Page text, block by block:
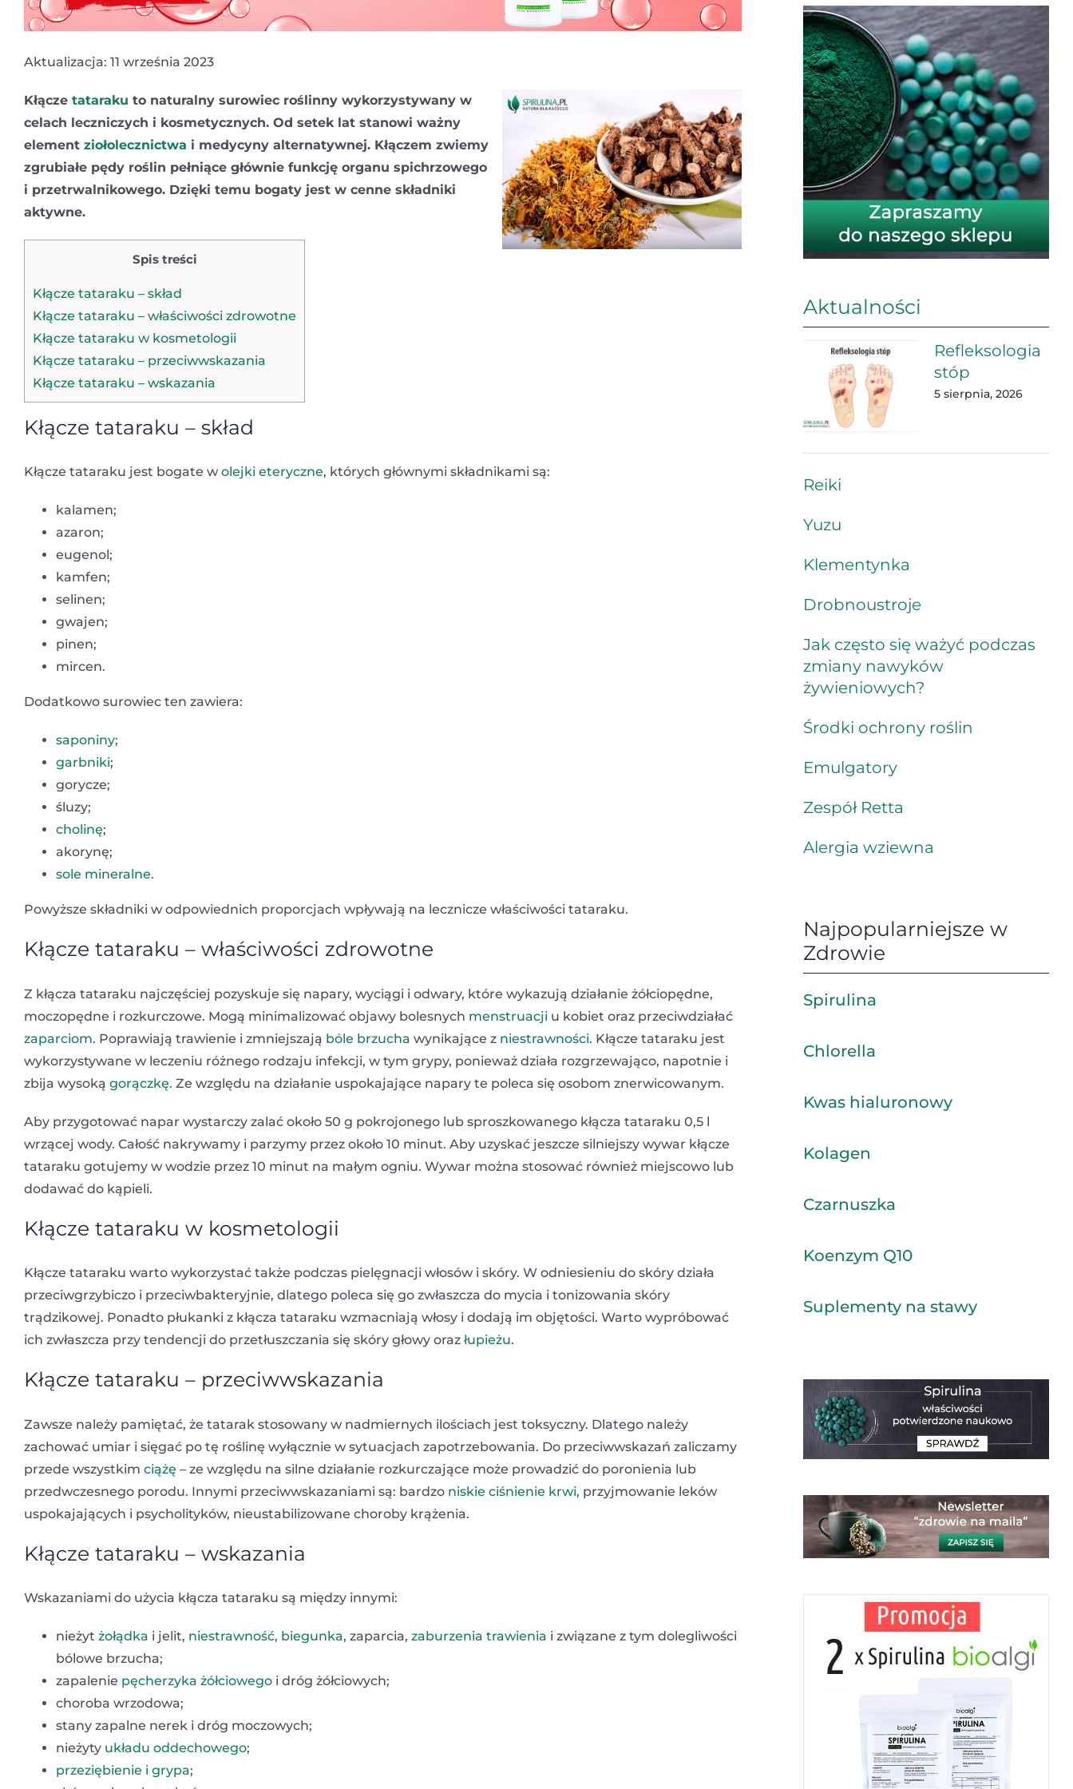
Aktualizacja: 11 września 2023
Kłącze tataraku to naturalny surowiec roślinny wykorzystywany w
celach leczniczych i kosmetycznych. Od setek lat stanowi ważny
element ziołolecznictwa i medycyny alternatywnej. Kłączem zwiemy
zgrubiałe pędy roślin pełniące głównie funkcję organu spichrzowego
i przetrwalnikowego. Dzięki temu bogaty jest w cenne składniki
aktywne.
Spis treści
Kłącze tataraku – skład
Kłącze tataraku – właściwości zdrowotne
Kłącze tataraku w kosmetologii
Kłącze tataraku – przeciwwskazania
Kłącze tataraku – wskazania
Kłącze tataraku – skład
Kłącze tataraku jest bogate w olejki eteryczne, których głównymi składnikami są:
kalamen;
azaron;
eugenol;
kamfen;
selinen;
gwajen;
pinen;
mircen.
Dodatkowo surowiec ten zawiera:
saponiny;
garbniki;
gorycze;
śluzy;
cholinę;
akorynę;
sole mineralne.
Powyższe składniki w odpowiednich proporcjach wpływają na lecznicze właściwości tataraku.
Kłącze tataraku – właściwości zdrowotne
Z kłącza tataraku najczęściej pozyskuje się napary, wyciągi i odwary, które wykazują działanie żółciopędne,
moczopędne i rozkurczowe. Mogą minimalizować objawy bolesnych menstruacji u kobiet oraz przeciwdziałać
zaparciom. Poprawiają trawienie i zmniejszają bóle brzucha wynikające z niestrawności. Kłącze tataraku jest
wykorzystywane w leczeniu różnego rodzaju infekcji, w tym grypy, ponieważ działa rozgrzewająco, napotnie i
zbija wysoką gorączkę. Ze względu na działanie uspokajające napary te poleca się osobom znerwicowanym.
Aby przygotować napar wystarczy zalać około 50 g pokrojonego lub sproszkowanego kłącza tataraku 0,5 l
wrzącej wody. Całość nakrywamy i parzymy przez około 10 minut. Aby uzyskać jeszcze silniejszy wywar kłącze
tataraku gotujemy w wodzie przez 10 minut na małym ogniu. Wywar można stosować również miejscowo lub
dodawać do kąpieli.
Kłącze tataraku w kosmetologii
Kłącze tataraku warto wykorzystać także podczas pielęgnacji włosów i skóry. W odniesieniu do skóry działa
przeciwgrzybiczo i przeciwbakteryjnie, dlatego poleca się go zwłaszcza do mycia i tonizowania skóry
trądzikowej. Ponadto płukanki z kłącza tataraku wzmacniają włosy i dodają im objętości. Warto wypróbować
ich zwłaszcza przy tendencji do przetłuszczania się skóry głowy oraz łupieżu.
Kłącze tataraku – przeciwwskazania
Zawsze należy pamiętać, że tatarak stosowany w nadmiernych ilościach jest toksyczny. Dlatego należy
zachować umiar i sięgać po tę roślinę wyłącznie w sytuacjach zapotrzebowania. Do przeciwwskazań zaliczamy
przede wszystkim ciążę – ze względu na silne działanie rozkurczające może prowadzić do poronienia lub
przedwczesnego porodu. Innymi przeciwwskazaniami są: bardzo niskie ciśnienie krwi, przyjmowanie leków
uspokajających i psycholityków, nieustabilizowane choroby krążenia.
Kłącze tataraku – wskazania
Wskazaniami do użycia kłącza tataraku są między innymi:
nieżyt żołądka i jelit, niestrawność, biegunka, zaparcia, zaburzenia trawienia i związane z tym dolegliwości
bólowe brzucha;
zapalenie pęcherzyka żółciowego i dróg żółciowych;
choroba wrzodowa;
stany zapalne nerek i dróg moczowych;
nieżyty układu oddechowego;
przeziębienie i grypa;
Aktualności
Refleksologia
stóp
5 sierpnia, 2026
Reiki
Yuzu
Klementynka
Drobnoustroje
Jak często się ważyć podczas
zmiany nawyków
żywieniowych?
Środki ochrony roślin
Emulgatory
Zespół Retta
Alergia wziewna
Najpopularniejsze w
Zdrowie
Spirulina
Chlorella
Kwas hialuronowy
Kolagen
Czarnuszka
Koenzym Q10
Suplementy na stawy